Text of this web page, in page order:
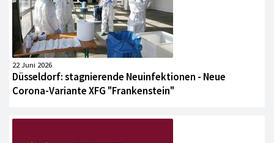
22 Juni 2026
Düsseldorf: stagnierende Neuinfektionen - Neue
Corona-Variante XFG "Frankenstein"